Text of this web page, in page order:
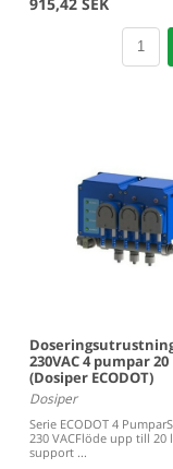
230VAC 4 pumpar
(Dosiper ECODOT)
Dosiper
Serie ECODOT 4
230 VACFlöde upp till 20
support ...